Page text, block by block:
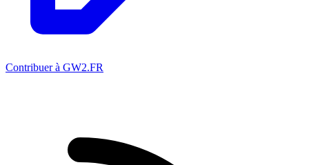
Contribuer à GW2.FR